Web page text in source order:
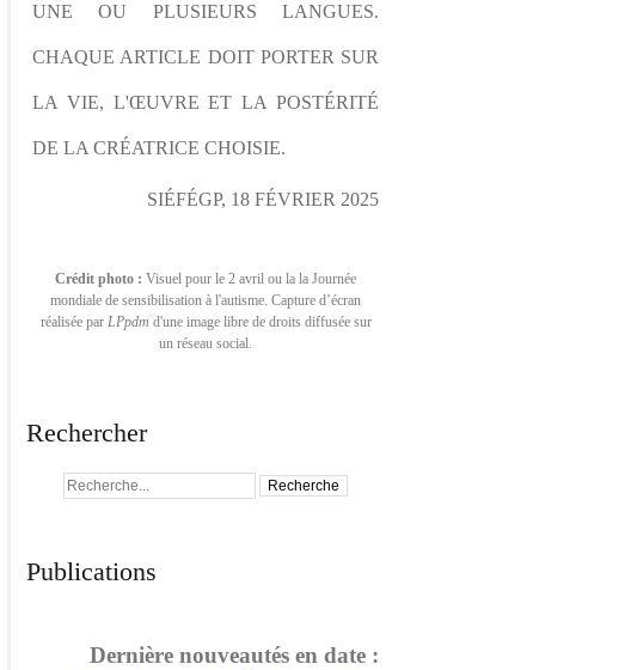
UNE OU PLUSIEURS LANGUES.
CHAQUE ARTICLE DOIT PORTER SUR
LA VIE, L'ŒUVRE ET LA POSTÉRITÉ
DE LA CRÉATRICE CHOISIE.
SIÉFÉGP, 18 FÉVRIER 2025
Crédit photo : Visuel pour le 2 avril ou la la Journée
mondiale de sensibilisation à l'autisme. Capture d’écran
réalisée par LPpdm d'une image libre de droits diffusée sur
un réseau social.
Rechercher
Publications
Dernière nouveautés en date :